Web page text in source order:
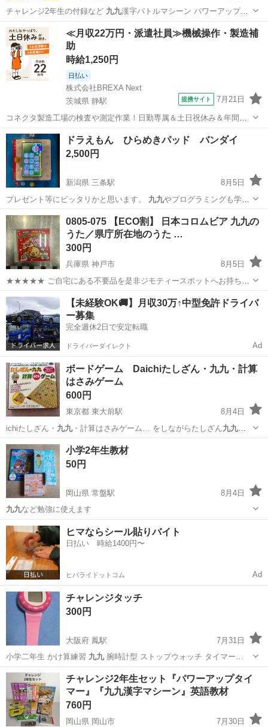
チャレンジ2年生の付録など 九九漢字バトルマシーン パワーアップタ
イマ…
千葉 市川市 南行徳駅 キッズ用品 2年生
≪月収22万円・派遣社員≫機械操作・製造補
助
時給1,250円
日払い
株式会社BREXA Next
茨城県 静駅
提携サイト 7月21日
コネクタ製造工場の検査や測定作業！日勤専属＆土日祝休み＆年間休
日128日★クリーンルーム内作業★マイカー通勤OK＆無料駐車場あり
★就業先食堂利用可！日払い制度あり！《茨城県常陸大宮市》 人気の
工場のお仕事 ◇コネクタ製造工...
茨城 常陸大宮市 静駅 その他
ドラえもん ひらめきパッド バンダイ
2,500円
新潟県 三条駅
8月5日
プレゼント等にピッタリかと思います。 九九やプログラミングも学
べ、学習パッドのデ…
新潟 三条市 おもちゃ ドラえもん
0805-075 【ECO割】 日本コロムビア 九九の
うた／県庁所在地のうた …
300円
兵庫県 神戸市
8月5日
★★★★★ ご自宅にある不要品を是非ジモティースポットへお持ち込
みしませんか？ 家電、趣味・スポーツ・レジャー用品、こども用品、
衣料服飾品、生活雑貨、家具、本、CD・DVDなどが無料でまとめて持
ち込めます！ ※詳細はこ...
兵庫 神戸市 CD スポット
【未経験OK🚚】月収30万↑中型免許ドライバ
ー募集
完全週休2日で安定転職
ドライバーダイレクト Ad
ボードゲーム Daichiたしざん・九九・計算
はさみゲーム
600円
東京都 東大前駅
8月4日
ichiたしざん・ 九九・計算はさみゲーム… をしながらたしざん九九が
覚えられる。 …
東京 千代田区 東大前駅
小学2年生教材
50円
岡山県 常盤駅
8月4日
九九など勉強に使えます
岡山 倉敷市 常盤駅 キッズ用品 小学2年生
ヒマならシール貼りバイト
日払い 時給1400円〜
ヒバライドットコム Ad
チャレンジタッチ
300円
大阪府 鳳駅
7月31日
小学二年生 かけ算練習 九九腕時計型 ストップウォッチ タイマー…
大阪 堺市 鳳駅 キッズ用品 チャレンジタッチ
チャレンジ2年生セット『パワーアップタイ
マー』『九九漢字マシーン』英語教材
760円
岡山県 岡山市 7月30日